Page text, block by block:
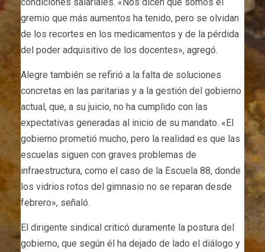
gremio que más aumentos ha tenido, pero se olvidan
de los recortes en los medicamentos y de la pérdida
del poder adquisitivo de los docentes», agregó.
Alegre también se refirió a la falta de soluciones
concretas en las paritarias y a la gestión del gobierno
actual, que, a su juicio, no ha cumplido con las
expectativas generadas al inicio de su mandato. «El
gobierno prometió mucho, pero la realidad es que las
escuelas siguen con graves problemas de
infraestructura, como el caso de la Escuela 88, donde
los vidrios rotos del gimnasio no se reparan desde
febrero», señaló.
El dirigente sindical criticó duramente la postura del
gobierno, que según él ha dejado de lado el diálogo y